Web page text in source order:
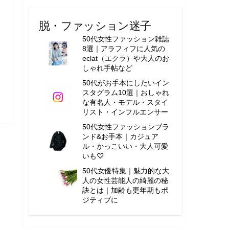
脱・ファッション迷子
50代女性ファッション雑誌
8選｜アラフィフに人気の
eclat（エクラ）や大人のお
しゃれ手帖など
50代がお手本にしたいイン
スタグラム10選｜おしゃれ
な有名人・モデル・スタイ
リスト・インフルエンサー
50代女性ファッションブラ
ンド&お手本｜カジュア
ル・かっこいい・大人可愛
いも♡
50代女優特集｜魅力的な大
人の女性芸能人の綺麗の秘
訣とは｜加齢も更年期もポ
ジティブに